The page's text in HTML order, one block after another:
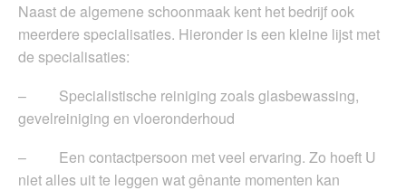
Naast de algemene schoonmaak kent het bedrijf ook
meerdere specialisaties. Hieronder is een kleine lijst met
de specialisaties:
– Specialistische reiniging zoals glasbewassing,
gevelreiniging en vloeronderhoud
– Een contactpersoon met veel ervaring. Zo hoeft U
niet alles uit te leggen wat gênante momenten kan